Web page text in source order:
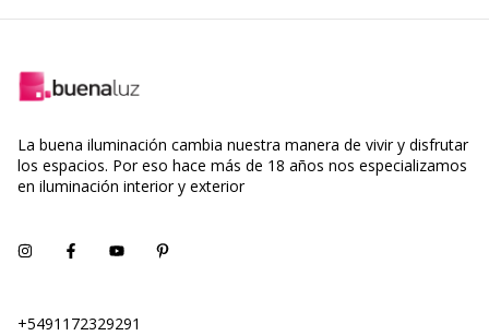
La buena iluminación cambia nuestra manera de vivir y disfrutar
los espacios. Por eso hace más de 18 años nos especializamos
en iluminación interior y exterior
+5491172329291